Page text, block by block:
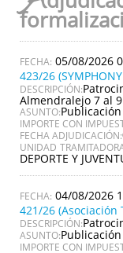
05/08/2026
423/26
DESCRIPCIÓN:
Almendralejo 7 al
ASUNTO:
IMPORTE CON
FECHA ADJUDICACIÓN:
UNIDAD
DEPORTE Y
04/08/2026
421/26 (Asociación
DESCRIPCIÓN:
ASUNTO:
IMPORTE CON